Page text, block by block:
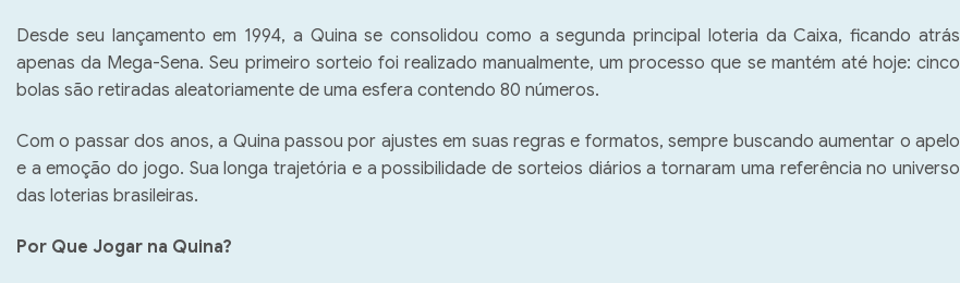
Desde seu lançamento em 1994, a Quina se consolidou como a segunda principal loteria da Caixa, ficando atrás
apenas da Mega-Sena. Seu primeiro sorteio foi realizado manualmente, um processo que se mantém até hoje: cinco
bolas são retiradas aleatoriamente de uma esfera contendo 80 números.
Com o passar dos anos, a Quina passou por ajustes em suas regras e formatos, sempre buscando aumentar o apelo
e a emoção do jogo. Sua longa trajetória e a possibilidade de sorteios diários a tornaram uma referência no universo
das loterias brasileiras.
Por Que Jogar na Quina?